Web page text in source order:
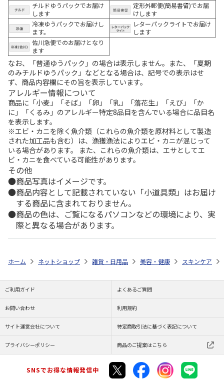
チルドゆうパックでお届け
します
定形外郵便(簡易書留)でお届
けします
冷凍ゆうパックでお届けし
ます。
レターパックライトでお届け
します
佐川急便でのお届けとなり
ます
なお、「普通ゆうパック」の場合は表示しません。また、「夏期
のみチルドゆうパック」などとなる場合は、記号での表示はせ
ず、商品内容欄にその旨を表示しています。
アレルギー情報について
商品に「小麦」「そば」「卵」「乳」「落花生」「えび」「か
に」「くるみ」のアレルギー特定8品目を含んでいる場合に品目名
を表示します。
※エビ・カニを除く魚介類（これらの魚介類を原材料として製造
された加工品も含む）は、漁獲漁法によりエビ・カニが混じって
いる場合があります。 また、これらの魚介類は、エサとしてエ
ビ・カニを食べている可能性があります。
その他
商品写真はイメージです。
商品内容として記載されていない「小道具類」はお届け
する商品に含まれておりません。
商品の色は、ご覧になるパソコンなどの環境により、実
際と異なる場合があります。
ホーム ネットショップ 雑貨・日用品 美容・健康 スキンケア
ご利用ガイド よくあるご質問
お問い合わせ 利用規約
サイト運営会社について 特定商取引法に基づく表記について
プライバシーポリシー 商品のご提案はこちら
SNSでお得な情報発信中